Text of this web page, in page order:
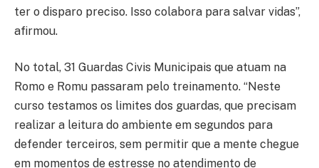
ter o disparo preciso. Isso colabora para salvar vidas”,
afirmou.
No total, 31 Guardas Civis Municipais que atuam na
Romo e Romu passaram pelo treinamento. “Neste
curso testamos os limites dos guardas, que precisam
realizar a leitura do ambiente em segundos para
defender terceiros, sem permitir que a mente chegue
em momentos de estresse no atendimento de